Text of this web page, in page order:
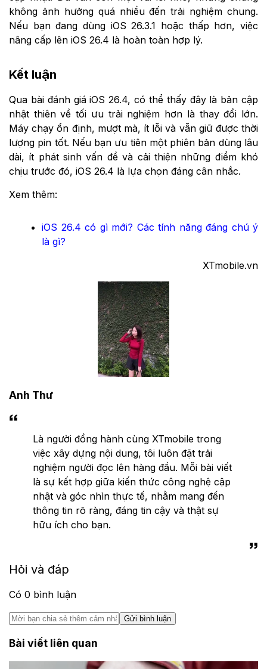
không ảnh hưởng quá nhiều đến trải nghiệm chung.
Nếu bạn đang dùng iOS 26.3.1 hoặc thấp hơn, việc
nâng cấp lên iOS 26.4 là hoàn toàn hợp lý.
Kết luận
Qua bài đánh giá iOS 26.4, có thể thấy đây là bản cập
nhật thiên về tối ưu trải nghiệm hơn là thay đổi lớn.
Máy chạy ổn định, mượt mà, ít lỗi và vẫn giữ được thời
lượng pin tốt. Nếu bạn ưu tiên một phiên bản dùng lâu
dài, ít phát sinh vấn đề và cải thiện những điểm khó
chịu trước đó, iOS 26.4 là lựa chọn đáng cân nhắc.
Xem thêm:
iOS 26.4 có gì mới? Các tính năng đáng chú ý
là gì?
XTmobile.vn
Anh Thư
Là người đồng hành cùng XTmobile trong
việc xây dựng nội dung, tôi luôn đặt trải
nghiệm người đọc lên hàng đầu. Mỗi bài viết
là sự kết hợp giữa kiến thức công nghệ cập
nhật và góc nhìn thực tế, nhằm mang đến
thông tin rõ ràng, đáng tin cậy và thật sự
hữu ích cho bạn.
Hỏi và đáp
Có 0 bình luận
Gửi bình luận
Bài viết liên quan